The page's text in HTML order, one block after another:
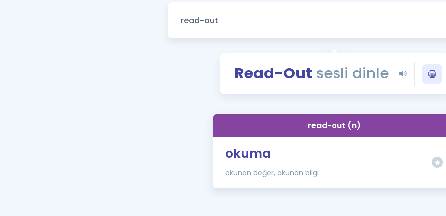
Tüm ÖSYM
YDS - YÖKDİL
İngilizce Gramer
Read-Out sesli dinle
read-out (n)
okuma
okunan değer, okunan bilgi